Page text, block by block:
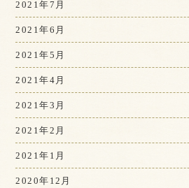
2021年7月
2021年6月
2021年5月
2021年4月
2021年3月
2021年2月
2021年1月
2020年12月